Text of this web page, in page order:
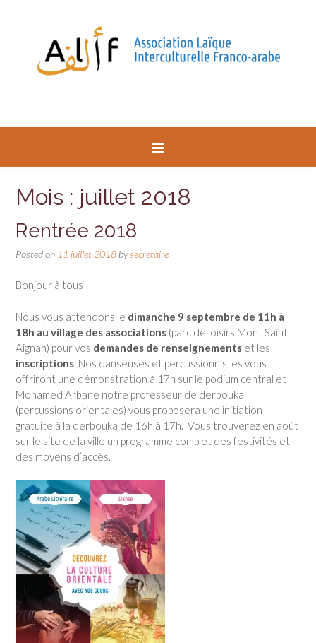
Mois : juillet 2018
Rentrée 2018
Posted on 11 juillet 2018 bysecretaire
Bonjour à tous !
Nous vous attendons le dimanche 9 septembre de 11h à
18h au village des associations (parc de loisirs Mont Saint
Aignan) pour vos demandes de renseignements et les
inscriptions . Nos danseuses et percussionnistes vous
offriront une démonstration à 17h sur le podium central et
Mohamed Arbane notre professeur de derbouka
(percussions orientales) vous proposera une initiation
gratuite à la derbouka de 16h à 17h. Vous trouverez en août
sur le site de la ville un programme complet des festivités et
des moyens d’accès.